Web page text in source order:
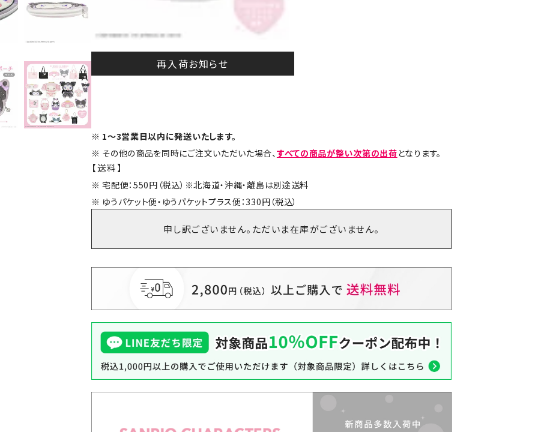
再入荷お知らせ
1～3営業日以内に発送いたします。
その他の商品を同時にご注文いただいた場合、すべての商品が整い次第の出荷となります。
【送料】
宅配便：550円（税込）※北海道・沖縄・離島は別途送料
ゆうパケット便・ゆうパケットプラス便：330円（税込）
申し訳ございません。ただいま在庫がございません。